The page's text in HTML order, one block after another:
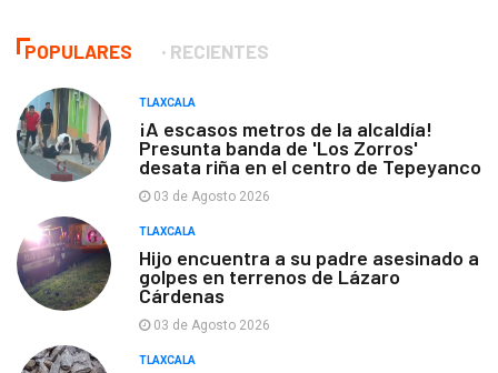
POPULARES RECIENTES
TLAXCALA
¡A escasos metros de la alcaldía!
Presunta banda de 'Los Zorros'
desata riña en el centro de Tepeyanco
03 de Agosto 2026
TLAXCALA
Hijo encuentra a su padre asesinado a
golpes en terrenos de Lázaro
Cárdenas
03 de Agosto 2026
TLAXCALA